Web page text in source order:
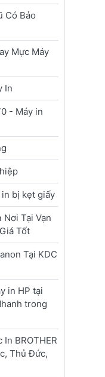
Có Bảo
Mực Máy
In
- Máy in
bị kẹt giấy
Nơi Tại Vạn
Tốt
Tại KDC
in HP tại
trong
BROTHER
Thủ Đức,